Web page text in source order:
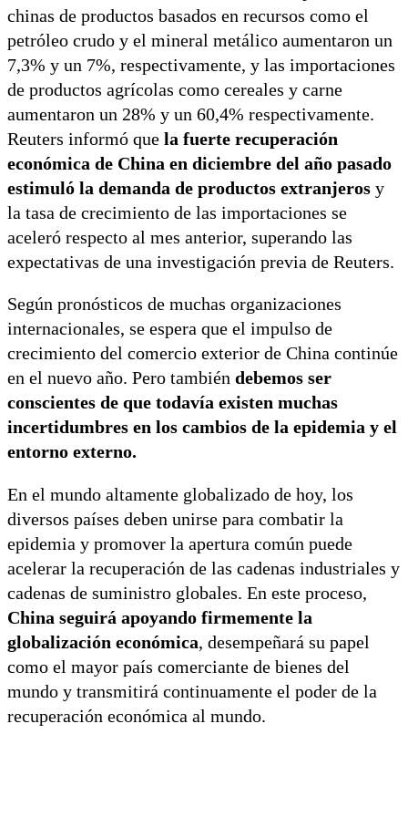
chinas de productos basados en recursos como el
petróleo crudo y el mineral metálico aumentaron un
7,3% y un 7%, respectivamente, y las importaciones
de productos agrícolas como cereales y carne
aumentaron un 28% y un 60,4% respectivamente.
Reuters informó que la fuerte recuperación
económica de China en diciembre del año pasado
estimuló la demanda de productos extranjeros y
la tasa de crecimiento de las importaciones se
aceleró respecto al mes anterior, superando las
expectativas de una investigación previa de Reuters.
Según pronósticos de muchas organizaciones
internacionales, se espera que el impulso de
crecimiento del comercio exterior de China continúe
en el nuevo año. Pero también debemos ser
conscientes de que todavía existen muchas
incertidumbres en los cambios de la epidemia y el
entorno externo.
En el mundo altamente globalizado de hoy, los
diversos países deben unirse para combatir la
epidemia y promover la apertura común puede
acelerar la recuperación de las cadenas industriales y
cadenas de suministro globales. En este proceso,
China seguirá apoyando firmemente la
globalización económica, desempeñará su papel
como el mayor país comerciante de bienes del
mundo y transmitirá continuamente el poder de la
recuperación económica al mundo.